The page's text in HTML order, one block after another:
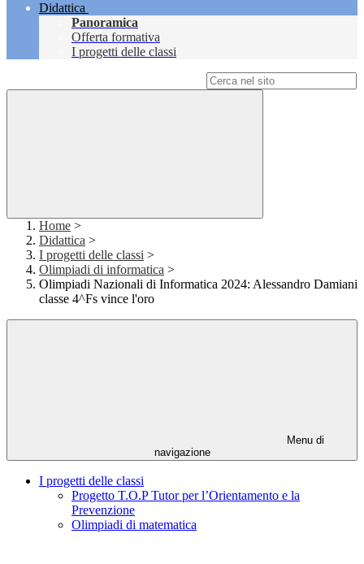
Didattica
Panoramica
Offerta formativa
I progetti delle classi
Home >
Didattica >
I progetti delle classi >
Olimpiadi di informatica >
Olimpiadi Nazionali di Informatica 2024: Alessandro Damiani
classe 4^Fs vince l'oro
Menu di
navigazione
I progetti delle classi
Progetto T.O.P Tutor per l’Orientamento e la
Prevenzione
Olimpiadi di matematica